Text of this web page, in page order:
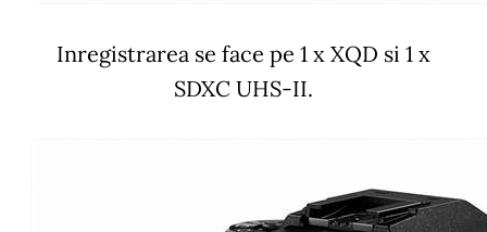
Inregistrarea se face pe 1 x XQD si 1 x
SDXC UHS-II.